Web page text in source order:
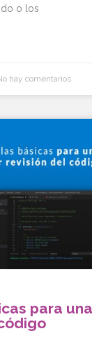
o los
hay comentarios
para